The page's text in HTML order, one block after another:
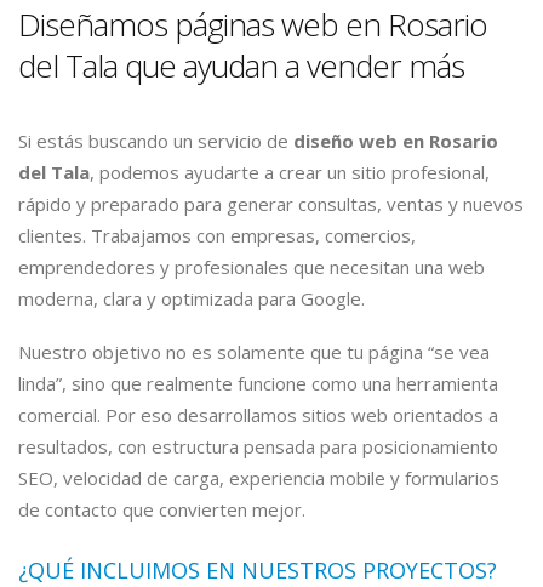
Diseñamos páginas web en Rosario
del Tala que ayudan a vender más
Si estás buscando un servicio de diseño web en Rosario
del Tala, podemos ayudarte a crear un sitio profesional,
rápido y preparado para generar consultas, ventas y nuevos
clientes. Trabajamos con empresas, comercios,
emprendedores y profesionales que necesitan una web
moderna, clara y optimizada para Google.
Nuestro objetivo no es solamente que tu página “se vea
linda”, sino que realmente funcione como una herramienta
comercial. Por eso desarrollamos sitios web orientados a
resultados, con estructura pensada para posicionamiento
SEO, velocidad de carga, experiencia mobile y formularios
de contacto que convierten mejor.
¿QUÉ INCLUIMOS EN NUESTROS PROYECTOS?